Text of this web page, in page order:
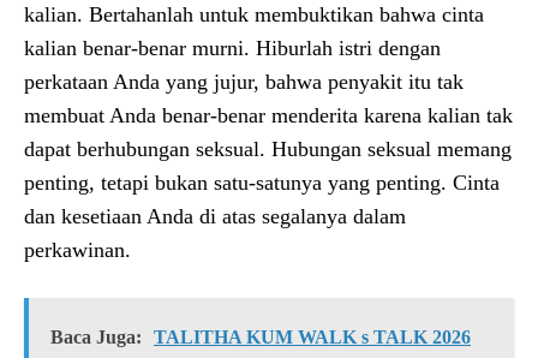
kalian. Bertahanlah untuk membuktikan bahwa cinta
kalian benar-benar murni. Hiburlah istri dengan
perkataan Anda yang jujur, bahwa penyakit itu tak
membuat Anda benar-benar menderita karena kalian tak
dapat berhubungan seksual. Hubungan seksual memang
penting, tetapi bukan satu-satunya yang penting. Cinta
dan kesetiaan Anda di atas segalanya dalam
perkawinan.
Baca Juga:
TALITHA KUM WALK s TALK 2026